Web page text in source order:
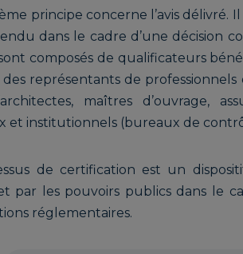
principe concerne l’avis
dans le cadre d’une décision
composés de qualificateurs
représentants de
maîtres d’ouvrage,
et institutionnels (bureaux de
de certification est un
par les pouvoirs publics dans le
réglementaires.